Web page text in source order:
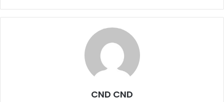
CND CND